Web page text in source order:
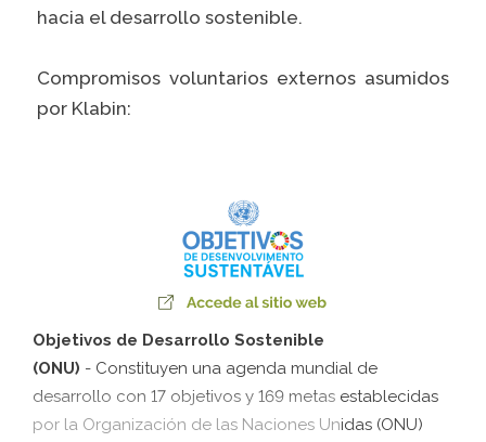
Parada
Painel ASG
Caiubi
hacia el desarrollo sostenible.
Compromisos voluntarios externos asumidos
por Klabin:
Objetivos de Desarrollo Sostenible
(ONU) - Constituyen una agenda mundial de
desarrollo con 17 objetivos y 169 metas establecidas
por la Organización de las Naciones Unidas (ONU)